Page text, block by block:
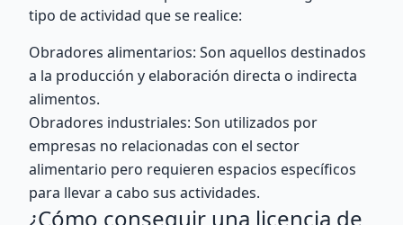
tipo de actividad que se realice:
Obradores alimentarios: Son aquellos destinados
a la producción y elaboración directa o indirecta
alimentos.
Obradores industriales: Son utilizados por
empresas no relacionadas con el sector
alimentario pero requieren espacios específicos
para llevar a cabo sus actividades.
¿Cómo conseguir una licencia de